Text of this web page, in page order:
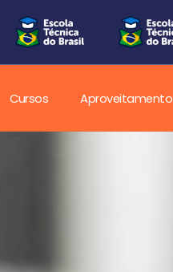
Cursos Aproveitamento